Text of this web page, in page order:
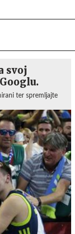
svoj
ter spremljajte